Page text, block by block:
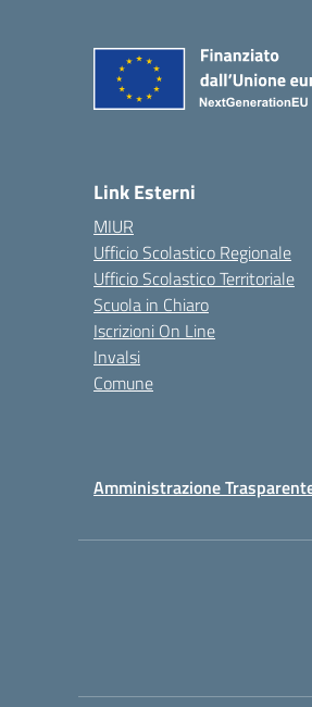
Link Esterni
MIUR
Ufficio Scolastico Regionale
Ufficio Scolastico Territoriale
Scuola in Chiaro
Iscrizioni On Line
Invalsi
Comune
Amministrazione